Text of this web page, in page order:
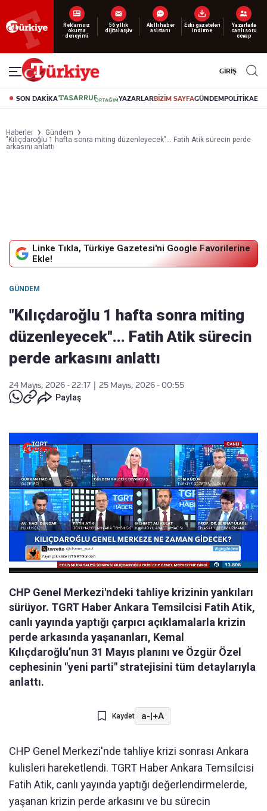
Reklamsız
okuma
deneyimi
56 yıllık
dijital arşiv
Akıllı haber
asistanı
Eski gazeteleri
indirme
Yazarlarla
canlı soru
cevap
GİRİŞ
SON DAKİKA YAZARLARBİZİM SAYFAGÜNDEMPOLİTİKA
Haberler
Gündem
"Kılıçdaroğlu 1 hafta sonra miting düzenleyecek"... Fatih Atik sürecin perde
arkasını anlattı
Linke Tıkla, Türkiye Gazetesi'ni Google Favorilerine
Ekle!
GÜNDEM
"Kılıçdaroğlu 1 hafta sonra miting
düzenleyecek"... Fatih Atik sürecin
perde arkasını anlattı
24 Mayıs, 2026 - 22:17
25 Mayıs, 2026 - 00:55
Paylaş
CHP Genel Merkezi'ndeki tahliye krizinin yankıları
sürüyor. TGRT Haber Ankara Temsilcisi Fatih Atik,
canlı yayında yaptığı çarpıcı açıklamalarla krizin
perde arkasında yaşananları, Kemal
Kılıçdaroğlu’nun 31 Mayıs planını ve Özgür Özel
cephesinin "yeni parti" stratejisini tüm detaylarıyla
anlattı.
Kaydet a-|+A
CHP Genel Merkezi'nde tahliye krizi sonrası Ankara
kulisleri hareketlendi. TGRT Haber Ankara Temsilcisi
Fatih Atik, canlı yayında yaptığı değerlendirmelerde,
yaşanan krizin perde arkasını ve bu sürecin